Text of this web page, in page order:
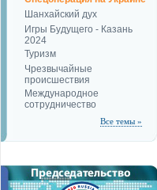
Шанхайский дух
Игры Будущего - Казань
2024
Туризм
Чрезвычайные
происшествия
Международное
сотрудничество
Все темы »